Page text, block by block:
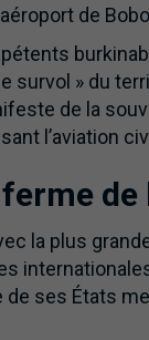
de
survol » du
de la
l’aviation
de
la plus
de ses États